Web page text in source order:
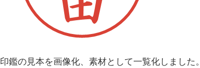
鑑の見本を画像化、素材として一覧化しました。